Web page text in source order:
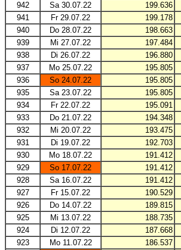
942
Sa 30.07.22 199.636
941
Fr 29.07.22 199.178
940
Do 28.07.22 198.663
939
Mi 27.07.22 197.484
938
Di 26.07.22 196.880
937
Mo 25.07.22 195.805
936
So 24.07.22 195.805
935
Sa 23.07.22 195.805
934
Fr 22.07.22 195.091
933
Do 21.07.22 194.348
932
Mi 20.07.22 193.475
931
Di 19.07.22 192.703
930
Mo 18.07.22 191.412
929
So 17.07.22 191.412
928
Sa 16.07.22 191.412
927
Fr 15.07.22 190.529
926
Do 14.07.22 189.815
925
Mi 13.07.22 188.735
924
Di 12.07.22 187.668
923
Mo 11.07.22 186.537